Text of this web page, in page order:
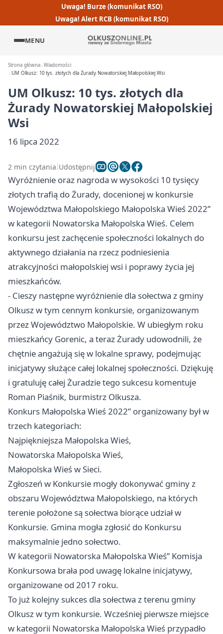
Uwaga! Burze (komunikat RSO)
Uwaga! Alert RCB (komunikat RSO)
MENU
Strona główna Wiadomości
UM Olkusz: 10 tys. złotych dla Żurady Nowatorskiej Małopolskiej Wsi
UM Olkusz: 10 tys. złotych dla
Żurady Nowatorskiej Małopolskiej
Wsi
16 lipca 2022
2 min czytania Udostępnij
Wyróżnienie oraz nagroda w wysokości 10 tysięcy
złotych trafią do Żurady, docenionej w konkursie
Województwa Małopolskiego Małopolska Wieś 2022”
w kategorii Nowatorska Małopolska Wieś. Celem
konkursu jest zachęcenie społeczności lokalnych do
aktywnego działania na rzecz podniesienia
atrakcyjności małopolskiej wsi i poprawy życia jej
mieszkańców.
- Cieszy następne wyróżnienie dla sołectwa z gminy
Olkuszw tym cennym konkursie, organizowanym
przez Województwo Małopolskie. W ubiegłym roku
mieszkańcy Gorenic, a teraz Żurady udowodnili, że
chętnie angażują się w lokalne sprawy, podejmując
inicjatywy służące całej lokalnej społeczności. Dziękuję
i gratuluję całej Żuradzie tego sukcesu komentuje
Roman Piaśnik, burmistrz Olkusza.
Konkurs Małopolska Wieś 2022” organizowany był w
trzech kategoriach:
Najpiękniejsza Małopolska Wieś,
Nowatorska Małopolska Wieś,
Małopolska Wieś w Sieci.
Zgłoszeń w Konkursie mogły dokonywać gminy z
obszaru Województwa Małopolskiego, na których
terenie położone są sołectwa biorące udział w
Konkursie. Gmina mogła zgłosić do Konkursu
maksymalnie jedno sołectwo.
W kategorii Nowatorska Małopolska Wieś” Komisja
Konkursowa brała pod uwagę lokalne inicjatywy,
organizowane od 2017 roku.
To już kolejny sukces dla sołectwa z terenu gminy
Olkuszw tym konkursie. Wcześniej pierwsze miejsce
w kategorii Nowatorska Małopolska Wieś przypadło